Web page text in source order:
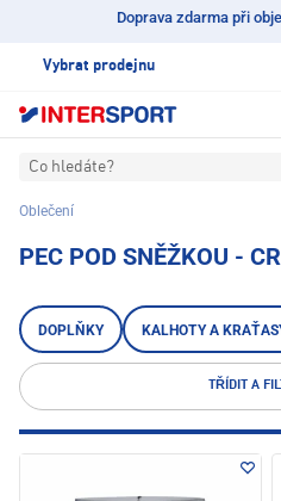
Doprava zdarma při
Vybrat prodejnu
Co hledáte?
Oblečení
PEC POD SNĚŽKOU -
DOPLŇKY KALHOTY A
TŘÍDIT A